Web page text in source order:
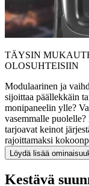
TÄYSIN
OLOSUHTEISIIN
Modulaarinen ja
sijoittaa päällekkäin
monipaneelin ylle?
vasemmalle
tarjoavat keinot
rajoittamaksi
Löydä lisää
Kestävä